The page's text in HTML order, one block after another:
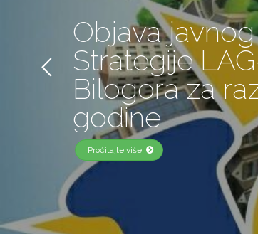
Objava
Strategije
Bilogora za
godine
Pročitajte više